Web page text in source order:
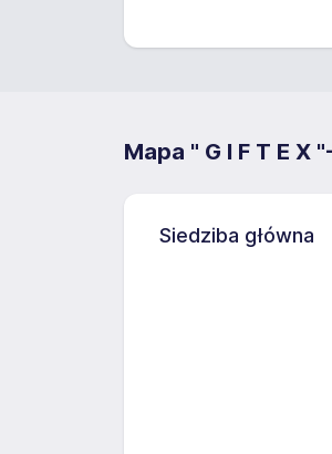
Mapa " G I F T E X
Siedziba główna